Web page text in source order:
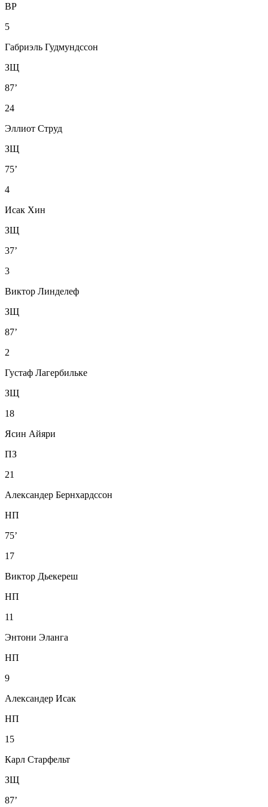
ВР
5
Габриэль Гудмундссон
ЗЩ
87’
24
Эллиот Струд
ЗЩ
75’
4
Исак Хин
ЗЩ
37’
3
Виктор Линделеф
ЗЩ
87’
2
Густаф Лагербильке
ЗЩ
18
Ясин Айяри
ПЗ
21
Александер Бернхардссон
НП
75’
17
Виктор Дьекереш
НП
11
Энтони Эланга
НП
9
Александер Исак
НП
15
Карл Старфельт
ЗЩ
87’